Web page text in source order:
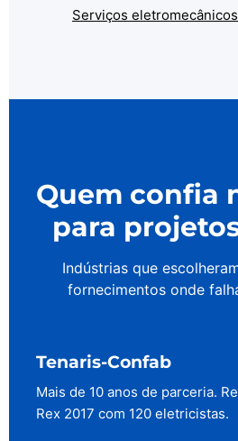
Serviços
Quem confia
para
Indústrias que
fornecimentos onde
Tenaris-Confab
Mais de 10 anos de parceria.
Rex 2017 com 120 eletricistas.